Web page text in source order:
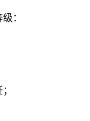
：